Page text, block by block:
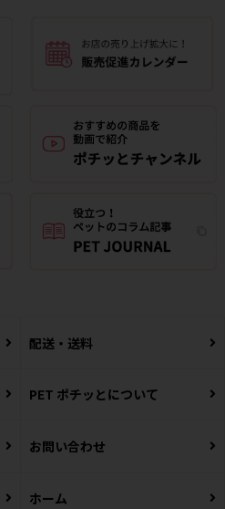
配送・送料
PET ポチッとについて
お問い合わせ
ホーム